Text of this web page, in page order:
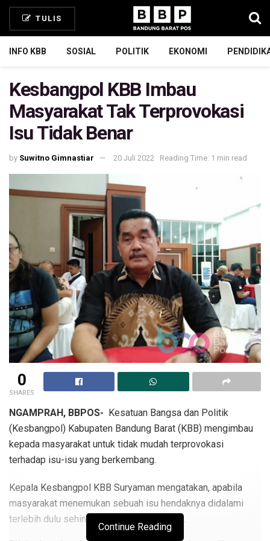
TULIS
INFO KBB SOSIAL POLITIK EKONOMI
Kesbangpol KBB Imbau
Masyarakat Tak Terprovokasi
Isu Tidak Benar
by Suwitno Gimnastiar 20 Juli 2022 Reading Time: 1 min read
0
SHARES
NGAMPRAH, BBPOS-
Kesatuan Bangsa dan Politik
(Kesbangpol) Kabupaten Bandung Barat (KBB) mengimbau
kepada masyarakat untuk tidak mudah terprovokasi
terhadap isu-isu yang berkembang.
Kepala Kesbangpol KBB Suryaman mengatakan, apabila
masyarakat menemukan sebuah isu hendaknya didalami
terlebih dulu sehingga tidak salah langkah.
Continue Reading